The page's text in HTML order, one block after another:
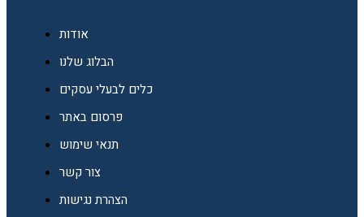
אודות
הבלוג שלנו
כלים לבעלי עסקים
פרסום באתר
תנאי שימוש
צור קשר
הצהרת נגישות